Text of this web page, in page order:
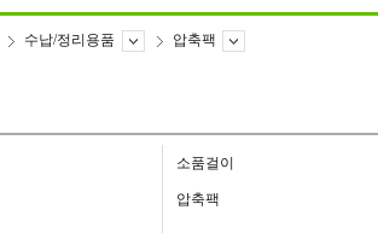
수납/정리용품 압축팩
소품걸이
압축팩